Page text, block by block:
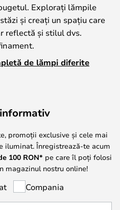
Explorați lămpile
și creați un spațiu care
reflectă și stilul dvs.
de lămpi diferite
promoții exclusive și cele mai
iluminat. Înregistrează-te acum
100 RON* pe care îl poți folosi
magazinul nostru online!
Compania